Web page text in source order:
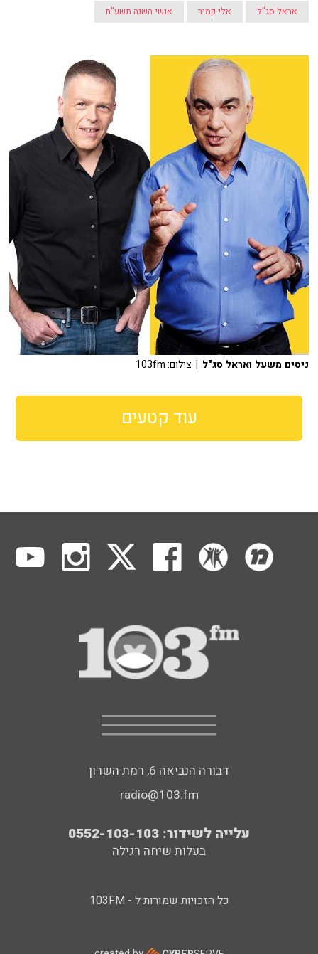
אראל סג"ל אלי קמיר אנשי השנה תשע"ח
ניסים משעל ואראל סג"ל | צילום: 103fm
עוד קטעים
דבורה הנביאה 6, רמת השרון
radio@103.fm
עלייה לשידור: 0552-103-103
בעלות שיחה רגילה
כל הזכויות שמורות ל - 103FM